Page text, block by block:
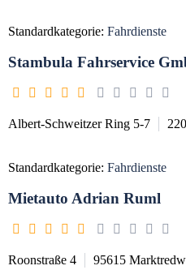
Standardkategorie: Fahrdienste
Stambula Fahrservice
Albert-Schweitzer Ring 5-7
Standardkategorie: Fahrdienste
Mietauto Adrian Ruml
Roonstraße 4 95615